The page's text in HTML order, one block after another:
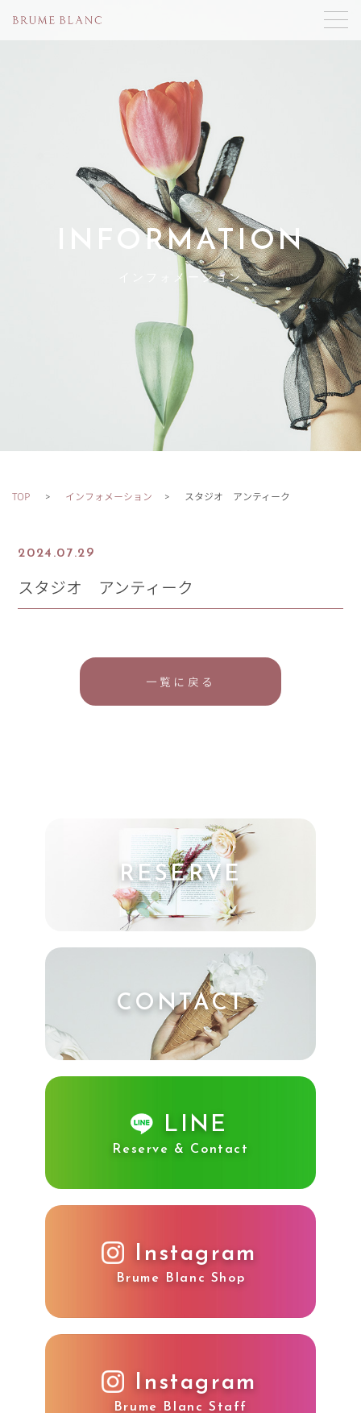
INFORMATION
インフォメーション
TOP インフォメーション スタジオ アンティーク
2024.07.29
スタジオ アンティーク
一覧に戻る
RESERVE
CONTACT
LINE
Reserve & Contact
Instagram
Brume Blanc Shop
Instagram
Brume Blanc Staff